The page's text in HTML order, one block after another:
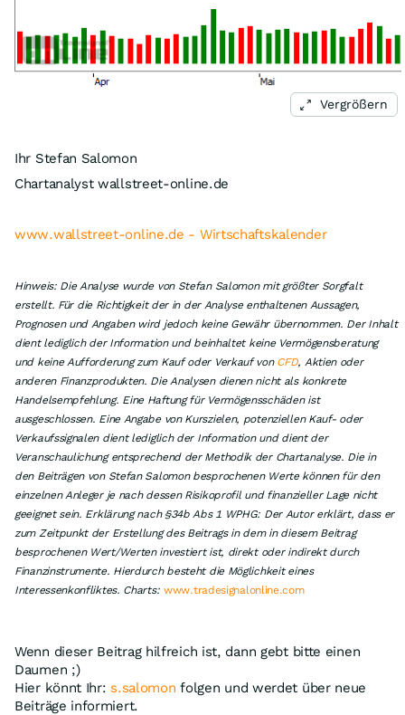
Vergrößern
Ihr Stefan Salomon
Chartanalyst wallstreet-online.de
www.wallstreet-online.de - Wirtschaftskalender
Hinweis: Die Analyse wurde von Stefan Salomon mit größter Sorgfalt
erstellt. Für die Richtigkeit der in der Analyse enthaltenen Aussagen,
Prognosen und Angaben wird jedoch keine Gewähr übernommen. Der Inhalt
dient lediglich der Information und beinhaltet keine Vermögensberatung
und keine Aufforderung zum Kauf oder Verkauf von CFD, Aktien oder
anderen Finanzprodukten. Die Analysen dienen nicht als konkrete
Handelsempfehlung. Eine Haftung für Vermögensschäden ist
ausgeschlossen. Eine Angabe von Kurszielen, potenziellen Kauf- oder
Verkaufssignalen dient lediglich der Information und dient der
Veranschaulichung entsprechend der Methodik der Chartanalyse. Die in
den Beiträgen von Stefan Salomon besprochenen Werte können für den
einzelnen Anleger je nach dessen Risikoprofil und finanzieller Lage nicht
geeignet sein. Erklärung nach §34b Abs 1 WPHG: Der Autor erklärt, dass er
zum Zeitpunkt der Erstellung des Beitrags in dem in diesem Beitrag
besprochenen Wert/Werten investiert ist, direkt oder indirekt durch
Finanzinstrumente. Hierdurch besteht die Möglichkeit eines
Interessenkonfliktes. Charts: www.tradesignalonline.com
Wenn dieser Beitrag hilfreich ist, dann gebt bitte einen
Daumen ;)
Hier könnt Ihr:s.salomon folgen und werdet über neue
Beiträge informiert.